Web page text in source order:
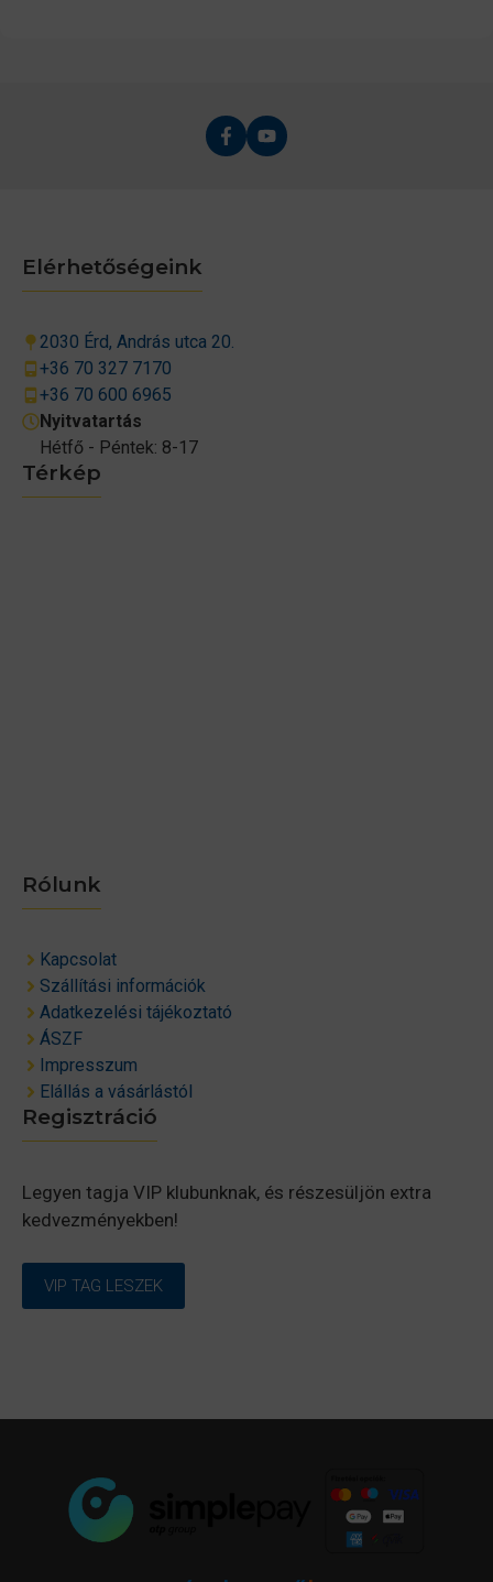
Térkép
Rólunk
Kapcsolat
Szállítási információk
Adatkezelési tájékoztató
ÁSZF
Impresszum
Elállás a vásárlástól
Elérhetőségeink
2030 Érd, András utca 20.
+36 70 327 7170
+36 70 600 6965
Nyitvatartás
Hétfő - Péntek: 8-17
Regisztráció
Legyen tagja VIP klubunknak, és részesüljön extra
kedvezményekben!
VIP TAG LESZEK